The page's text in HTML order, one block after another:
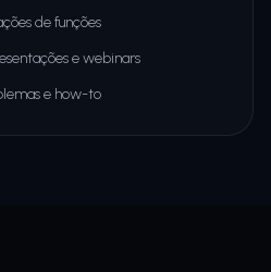
de funções
e webinars
e how-to